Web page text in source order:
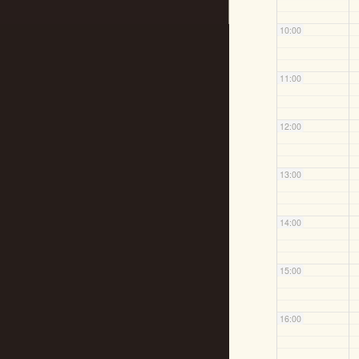
10:00
11:00
12:00
13:00
14:00
15:00
16:00